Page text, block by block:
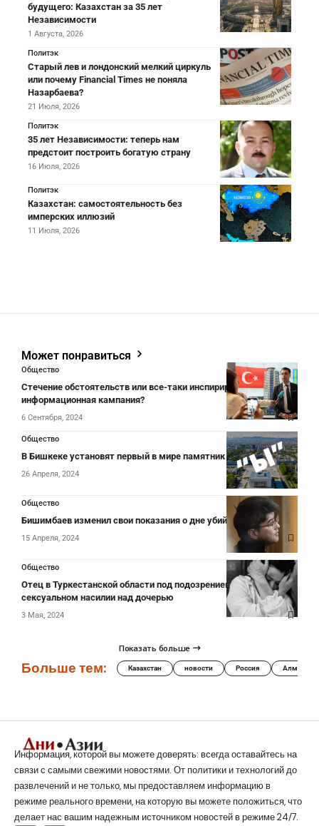
будущего: Казахстан за 35 лет
Независимости
1 Августа, 2026
Политэк
Старый лев и лондонский мелкий циркуль
или почему Financial Times не поняла
Назарбаева?
21 Июля, 2026
Политэк
35 лет Независимости: теперь нам
предстоит построить богатую страну
16 Июля, 2026
Политэк
Казахстан: самостоятельность без
имперских иллюзий
11 Июля, 2026
Может понравиться
Общество
Стечение обстоятельств или все-таки инспирированная
информационная кампания?
6 Сентября, 2024
Общество
В Бишкеке установят первый в мире памятник букве «Ы»
26 Апреля, 2024
Общество
Бишимбаев изменил свои показания о дне убийства Нукеновой
15 Апреля, 2024
Общество
Отец в Туркестанской области под подозрением в
сексуальном насилии над дочерью
3 Мая, 2024
Показать больше
Больше тем: Казахстан новости Россия Алматы
Информация, которой вы можете доверять: всегда оставайтесь на
связи с самыми свежими новостями. От политики и технологий до
развлечений и не только, мы предоставляем информацию в
режиме реального времени, на которую вы можете положиться, что
делает нас вашим надежным источником новостей в режиме 24/7.